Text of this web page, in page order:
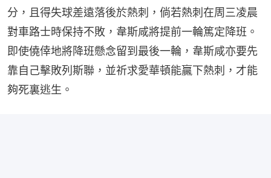
分，且得失球差遠落後於熱刺，倘若熱刺在周三凌晨
對車路士時保持不敗，韋斯咸將提前一輪篤定降班。
即使僥倖地將降班懸念留到最後一輪，韋斯咸亦要先
靠自己擊敗列斯聯，並祈求愛華頓能贏下熱刺，才能
夠死裏逃生。